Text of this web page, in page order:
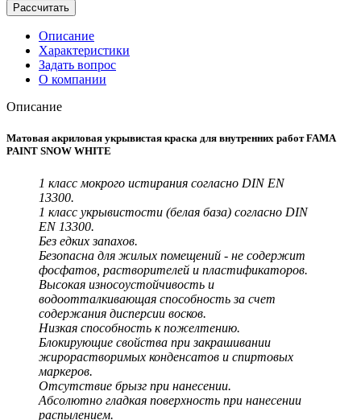
Рассчитать
Описание
Характеристики
Задать вопрос
О компании
Описание
Матовая акриловая укрывистая краска для внутренних работ FAMA
PAINT SNOW WHITE
1 класс мокрого истирания согласно DIN EN
13300.
1 класс укрывистости (белая база) согласно DIN
EN 13300.
Без едких запахов.
Безопасна для жилых помещений - не содержит
фосфатов, растворителей и пластификаторов.
Высокая износоустойчивость и
водоотталкивающая способность за счет
содержания дисперсии восков.
Низкая способность к пожелтению.
Блокирующие свойства при закрашивании
жирорастворимых конденсатов и спиртовых
маркеров.
Отсутствие брызг при нанесении.
Абсолютно гладкая поверхность при нанесении
распылением.